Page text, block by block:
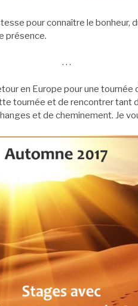
pour connaître le bonheur,
présence.
. . .
en Europe pour une tournée
tournée et de rencontrer tant
et de cheminement. Je